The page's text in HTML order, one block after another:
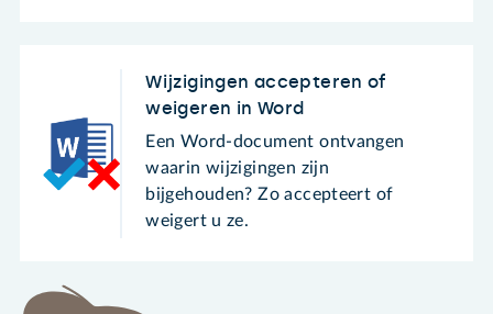
Wijzigingen accepteren of
weigeren in Word
Een Word-document ontvangen
waarin wijzigingen zijn
bijgehouden? Zo accepteert of
weigert u ze.